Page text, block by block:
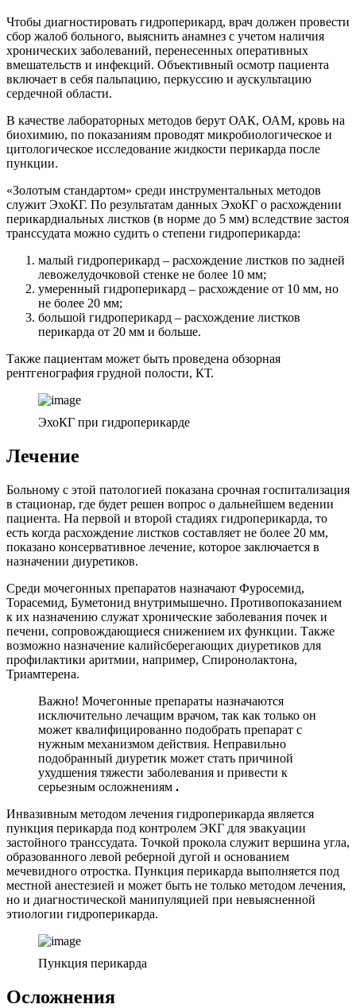
Чтобы диагностировать гидроперикард, врач должен провести
сбор жалоб больного, выяснить анамнез с учетом наличия
хронических заболеваний, перенесенных оперативных
вмешательств и инфекций. Объективный осмотр пациента
включает в себя пальпацию, перкуссию и аускультацию
сердечной области.
В качестве лабораторных методов берут ОАК, ОАМ, кровь на
биохимию, по показаниям проводят микробиологическое и
цитологическое исследование жидкости перикарда после
пункции.
«Золотым стандартом» среди инструментальных методов
служит ЭхоКГ. По результатам данных ЭхоКГ о расхождении
перикардиальных листков (в норме до 5 мм) вследствие застоя
транссудата можно судить о степени гидроперикарда:
малый гидроперикард – расхождение листков по задней
левожелудочковой стенке не более 10 мм;
умеренный гидроперикард – расхождение от 10 мм, но
не более 20 мм;
большой гидроперикард – расхождение листков
перикарда от 20 мм и больше.
Также пациентам может быть проведена обзорная
рентгенография грудной полости, КТ.
ЭхоКГ при гидроперикарде
Лечение
Больному с этой патологией показана срочная госпитализация
в стационар, где будет решен вопрос о дальнейшем ведении
пациента. На первой и второй стадиях гидроперикарда, то
есть когда расхождение листков составляет не более 20 мм,
показано консервативное лечение, которое заключается в
назначении диуретиков.
Среди мочегонных препаратов назначают Фуросемид,
Торасемид, Буметонид внутримышечно. Противопоказанием
к их назначению служат хронические заболевания почек и
печени, сопровождающиеся снижением их функции. Также
возможно назначение калийсберегающих диуретиков для
профилактики аритмии, например, Спиронолактона,
Триамтерена.
Важно! Мочегонные препараты назначаются
исключительно лечащим врачом, так как только он
может квалифицированно подобрать препарат с
нужным механизмом действия. Неправильно
подобранный диуретик может стать причиной
ухудшения тяжести заболевания и привести к
серьезным осложнениям .
Инвазивным методом лечения гидроперикарда является
пункция перикарда под контролем ЭКГ для эвакуации
застойного транссудата. Точкой прокола служит вершина угла,
образованного левой реберной дугой и основанием
мечевидного отростка. Пункция перикарда выполняется под
местной анестезией и может быть не только методом лечения,
но и диагностической манипуляцией при невыясненной
этиологии гидроперикарда.
Пункция перикарда
Осложнения